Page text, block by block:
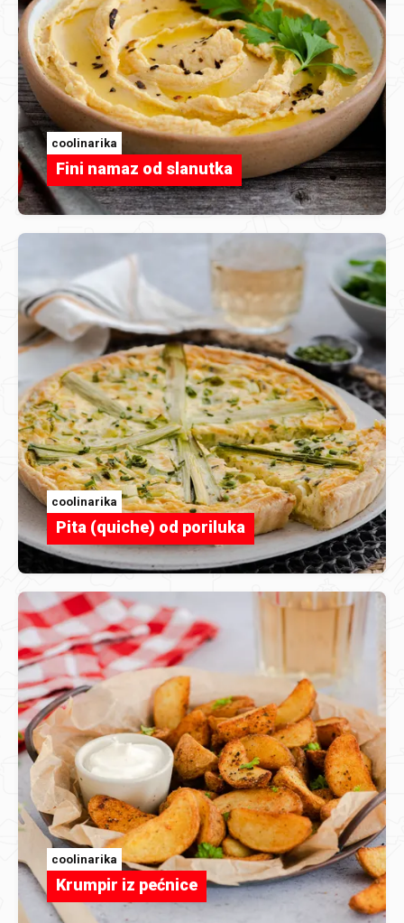
coolinarika
Fini namaz od slanutka
coolinarika
Pita (quiche) od poriluka
coolinarika
Krumpir iz pećnice